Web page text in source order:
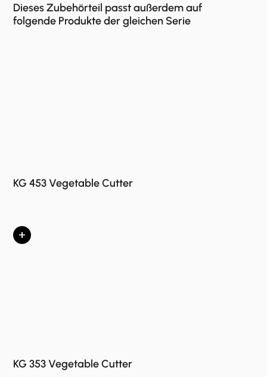
Dieses Zubehörteil passt außerdem auf
folgende Produkte der gleichen Serie
KG 453 Vegetable Cutter
+
KG 353 Vegetable Cutter